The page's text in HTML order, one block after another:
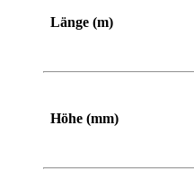
Länge (m)
Höhe (mm)
Von